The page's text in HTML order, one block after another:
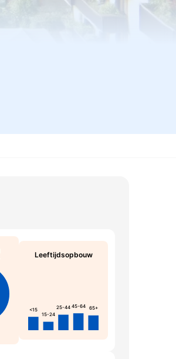
Leeftijdsopbouw
<15
15-24
25-44 45-64 65+